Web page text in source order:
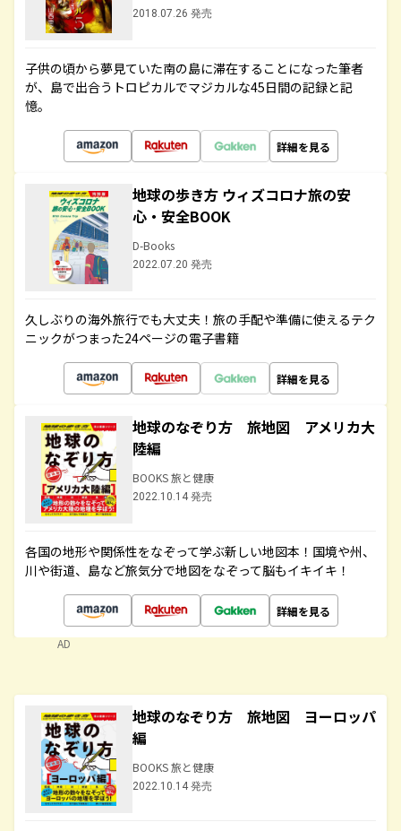
2018.07.26 発売
子供の頃から夢見ていた南の島に滞在することになった筆者
が、島で出合うトロピカルでマジカルな45日間の記録と記
憶。
詳細を見る
地球の歩き方 ウィズコロナ旅の安
心・安全BOOK
D-Books
2022.07.20 発売
久しぶりの海外旅行でも大丈夫！旅の手配や準備に使えるテク
ニックがつまった24ページの電子書籍
詳細を見る
地球のなぞり方 旅地図 アメリカ大
陸編
BOOKS 旅と健康
2022.10.14 発売
各国の地形や関係性をなぞって学ぶ新しい地図本！国境や州、
川や街道、島など旅気分で地図をなぞって脳もイキイキ！
詳細を見る
AD
地球のなぞり方 旅地図 ヨーロッパ
編
BOOKS 旅と健康
2022.10.14 発売